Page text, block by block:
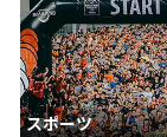
スポーツ